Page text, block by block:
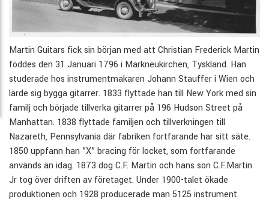
Martin Guitars fick sin början med att Christian Frederick Martin
föddes den 31 Januari 1796 i Markneukirchen, Tyskland. Han
studerade hos instrumentmakaren Johann Stauffer i Wien och
lärde sig bygga gitarrer. 1833 flyttade han till New York med sin
familj och började tillverka gitarrer på 196 Hudson Street på
Manhattan. 1838 flyttade familjen och tillverkningen till
Nazareth, Pennsylvania där fabriken fortfarande har sitt säte.
1850 uppfann han ”X” bracing för locket, som fortfarande
används än idag. 1873 dog C.F. Martin och hans son C.F.Martin
Jr tog över driften av företaget. Under 1900-talet ökade
produktionen och 1928 producerade man 5125 instrument.